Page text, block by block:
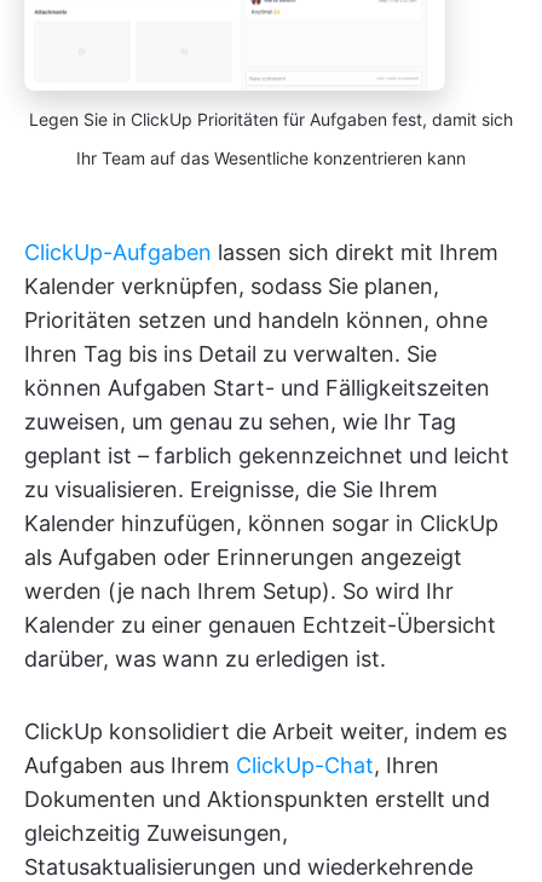
Legen Sie in ClickUp Prioritäten für Aufgaben fest, damit sich
Ihr Team auf das Wesentliche konzentrieren kann
ClickUp-Aufgaben lassen sich direkt mit Ihrem
Kalender verknüpfen, sodass Sie planen,
Prioritäten setzen und handeln können, ohne
Ihren Tag bis ins Detail zu verwalten. Sie
können Aufgaben Start- und Fälligkeitszeiten
zuweisen, um genau zu sehen, wie Ihr Tag
geplant ist – farblich gekennzeichnet und leicht
zu visualisieren. Ereignisse, die Sie Ihrem
Kalender hinzufügen, können sogar in ClickUp
als Aufgaben oder Erinnerungen angezeigt
werden (je nach Ihrem Setup). So wird Ihr
Kalender zu einer genauen Echtzeit-Übersicht
darüber, was wann zu erledigen ist.
ClickUp konsolidiert die Arbeit weiter, indem es
Aufgaben aus Ihrem ClickUp-Chat, Ihren
Dokumenten und Aktionspunkten erstellt und
gleichzeitig Zuweisungen,
Statusaktualisierungen und wiederkehrende